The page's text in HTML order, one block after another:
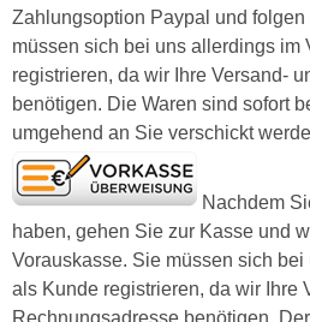
Zahlungsoption Paypal und
müssen sich bei uns allerdings im
registrieren, da wir Ihre Versand-
benötigen. Die Waren sind sofort
umgehend an Sie verschickt
Nachdem
haben, gehen Sie zur Kasse und
Vorauskasse. Sie müssen sich
als Kunde registrieren, da wir Ihre
Rechnungsadresse benötigen.